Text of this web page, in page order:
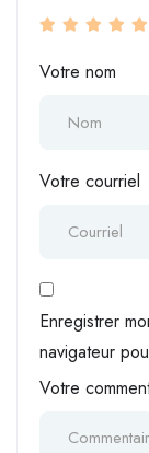
Votre nom
Votre courriel
Enregistrer
navigateur
Votre